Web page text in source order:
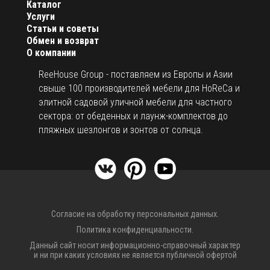
Купол зонта из ткани ПВХ или Soltis.
Двойной слой ткани (для зонтов с Split-системой).
Дополнительная упаковка из ПВХ.
Застежка-липучка.
Дополнительные водостоки.
Волан на липучке (30 см).
Боковые панели.
Столик из дерева ироко.
Предварительно установленные провода.
Под заказ возможно изготовить зонт нестандартного
размера, с цветом рамы и навеса на выбор.
Открыть инструкцию по эксплуатации уличных зонтов.
О компании
ReeHouse Group - поставляем из Европы и Азии
свыше 100 производителей мебели для HoReCa и
элитной садовой уличной мебели для частного
сектора: от обеденных и лаунж-комплектов до
пляжных шезлонгов и зонтов от солнца.
Каталог
Услуги
Статьи и советы
Обмен и возврат
Согласие на обработку персональных данных.
Политика конфиденциальности.
Данный сайт носит информационно-справочный характер
и ни при каких условиях не является публичной офертой